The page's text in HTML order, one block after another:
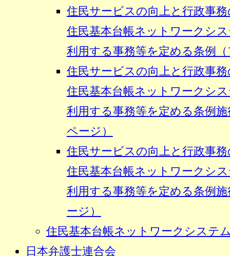
住民サービスの向上と行政事
住民基本台帳ネットワークシ
利用する事務等を定める条例
住民サービスの向上と行政事
住民基本台帳ネットワークシ
利用する事務等を定める条例
ページ）
住民サービスの向上と行政事
住民基本台帳ネットワークシ
利用する事務等を定める条例
ージ）
住民基本台帳ネットワークシステ
日本弁護士連合会